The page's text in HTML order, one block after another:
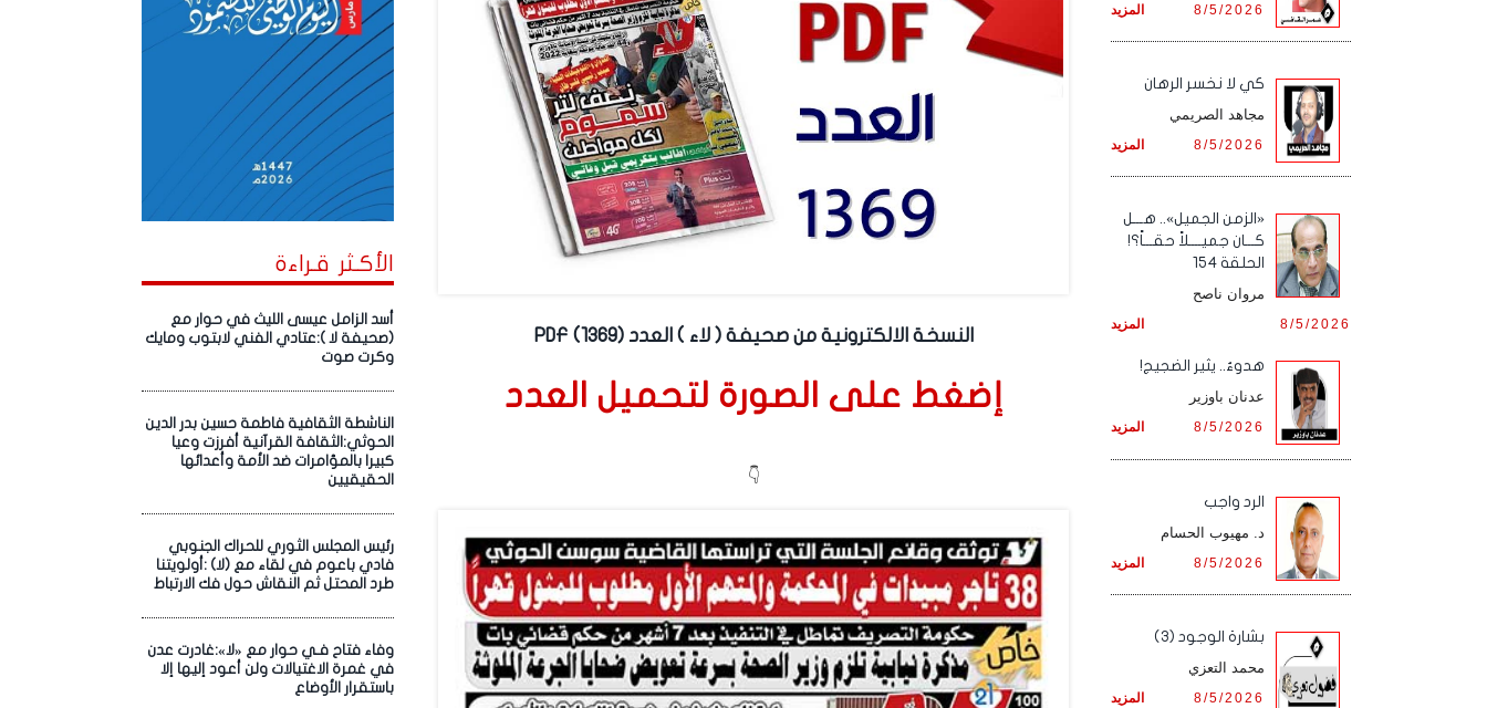
الأكـثر قـراءة
أسد الزامل عيسى الليث في حوار مع
(صحيفة لا ):عتادي الفني لابتوب ومايك
وكرت صوت
الناشطة الثقافية فاطمة حسين بدر الدين
الحوثي:الثقافة القرآنية أفرزت وعيا
كبيرا بالمؤامرات ضد الأمة وأعدائها
الحقيقيين
رئيس المجلس الثوري للحراك الجنوبي
فادي باعوم في لقاء مع (لا) :أولويتنا
طرد المحتل ثم النقاش حول فك الارتباط
وفاء فتاح فـي حوار مع «لا»:غادرت عدن
في غمرة الاغتيالات ولن أعود إليها إلا
باستقرار الأوضاع
النسخة الالكترونية من صحيفة ( لاء ) العدد (1369) PDF
إضغط على الصورة لتحميل العدد
👇
المزيد 8/5/2026
كي لا نخسر الرهان
مجاهد الصريمي
المزيد 8/5/2026
«الزمن الجميل».. هـــل
كـــان جميــــلاً حقـــاً؟!
الحلقة 154
مروان ناصح
المزيد 8/5/2026
هدوءٌ.. يثير الضجيج!
عدنان باوزير
المزيد 8/5/2026
الرد واجب
د. مهيوب الحسام
المزيد 8/5/2026
بشارة الوجود (3)
محمد التعزي
المزيد 8/5/2026